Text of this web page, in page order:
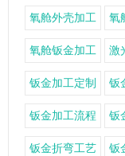
氧舱外壳加工 氧
氧舱钣金加工 激
钣金加工定制 钣
钣金加工流程 钣
钣金折弯工艺 钣